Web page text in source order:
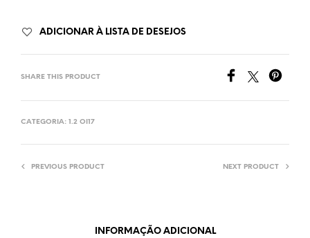
ADICIONAR À LISTA DE DESEJOS
SHARE THIS PRODUCT
CATEGORIA: 1.2 OI17
PREVIOUS PRODUCT NEXT PRODUCT
INFORMAÇÃO ADICIONAL